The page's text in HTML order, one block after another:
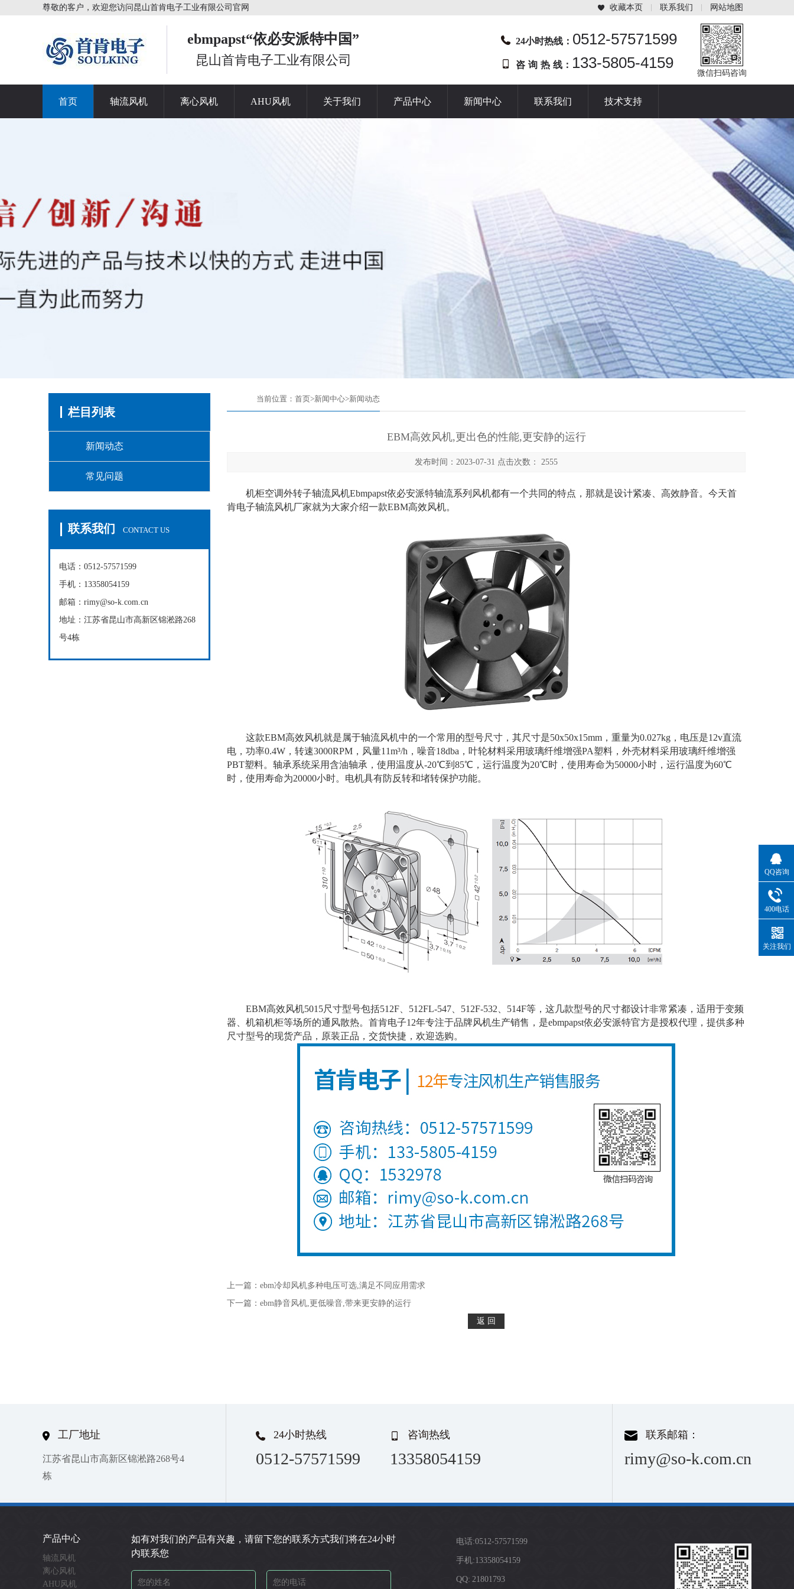
尊敬的客户，欢迎您访问昆山首肯电子工业有限公司官网 收藏本页 联系我们 网站地图
ebmpapst“依必安派特中国”
昆山首肯电子工业有限公司
24小时热线： 0512-57571599
咨 询 热 线： 133-5805-4159
微信扫码咨询
首页 轴流风机 离心风机 AHU风机 关于我们 产品中心 新闻中心 联系我们 技术支持
栏目列表
新闻动态
常见问题
联系我们 CONTACT US
电话：0512-57571599
手机：13358054159
邮箱：rimy@so-k.com.cn
地址：江苏省昆山市高新区锦淞路268
号4栋
当前位置： 首页>新闻中心>新闻动态
EBM高效风机,更出色的性能,更安静的运行
发布时间：2023-07-31 点击次数： 2555
机柜空调外转子轴流风机Ebmpapst依必安派特轴流系列风机都有一个共同的特点，那就是设计紧凑、高效静音。今天首
肯电子轴流风机厂家就为大家介绍一款EBM高效风机。
这款EBM高效风机就是属于轴流风机中的一个常用的型号尺寸，其尺寸是50x50x15mm，重量为0.027kg，电压是12v直流
电，功率0.4W，转速3000RPM，风量11m³/h，噪音18dba，叶轮材料采用玻璃纤维增强PA塑料，外壳材料采用玻璃纤维增强
PBT塑料。轴承系统采用含油轴承，使用温度从-20℃到85℃，运行温度为20℃时，使用寿命为50000小时，运行温度为60℃
时，使用寿命为20000小时。电机具有防反转和堵转保护功能。
EBM高效风机5015尺寸型号包括512F、512FL-547、512F-532、514F等，这几款型号的尺寸都设计非常紧凑，适用于变频
器、机箱机柜等场所的通风散热。首肯电子12年专注于品牌风机生产销售，是ebmpapst依必安派特官方是授权代理，提供多种
尺寸型号的现货产品，原装正品，交货快捷，欢迎选购。
上一篇： ebm冷却风机多种电压可选,满足不同应用需求
下一篇： ebm静音风机,更低噪音,带来更安静的运行
工厂地址
江苏省昆山市高新区锦淞路268号4
栋
24小时热线
0512-57571599
咨询热线
13358054159
联系邮箱：
rimy@so-k.com.cn
产品中心
轴流风机
离心风机
AHU风机
如有对我们的产品有兴趣，请留下您的联系方式我们将在24小时
内联系您
电话:0512-57571599
手机:13358054159
QQ: 21801793
QQ咨询
400电话
关注我们